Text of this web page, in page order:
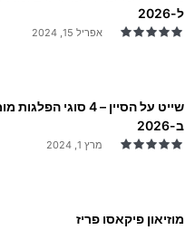
ל-2026
אפריל 15, 2024
שייט על הסיין – 4 סוגי
ב-2026
מרץ 1, 2024
מוזיאון פיקאסו פריז